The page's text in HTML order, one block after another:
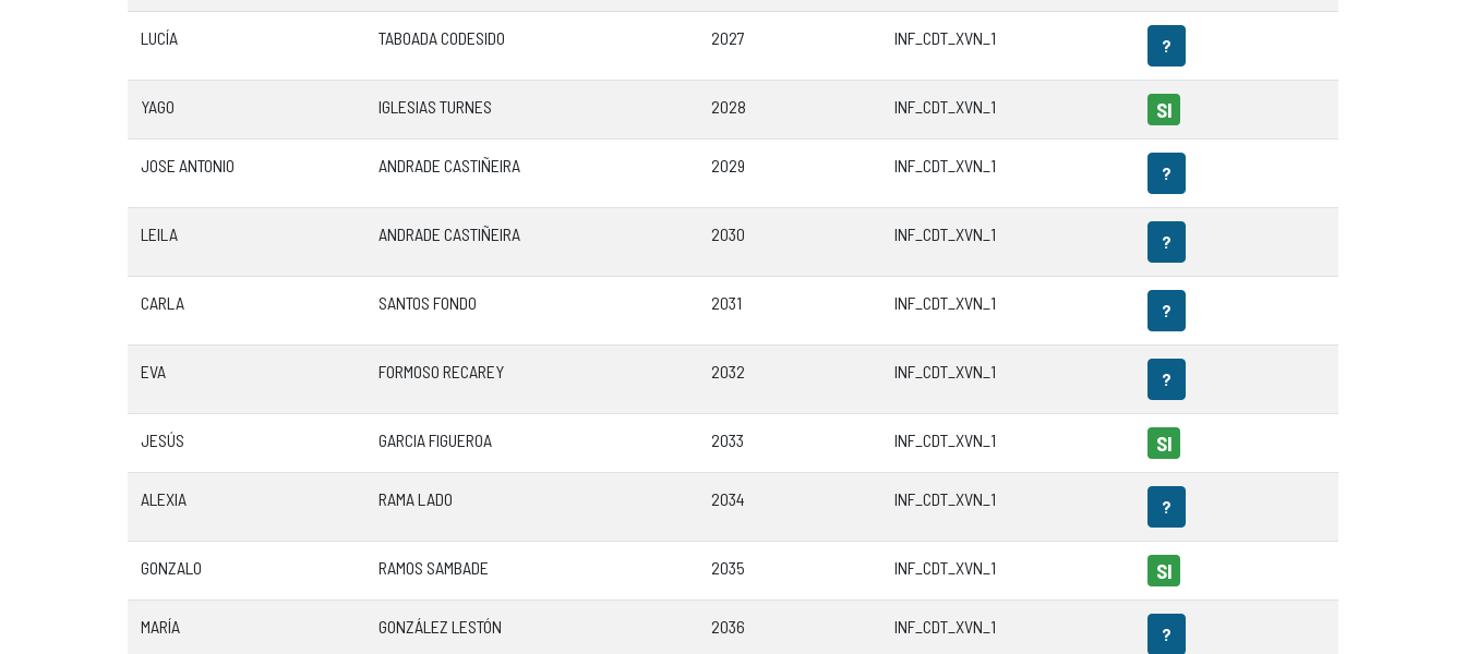
LUCÍA TABOADA CODESIDO 2027 INF_CDT_XVN_1 ?
YAGO IGLESIAS TURNES 2028 INF_CDT_XVN_1 SI
JOSE ANTONIO ANDRADE CASTIÑEIRA 2029 INF_CDT_XVN_1 ?
LEILA ANDRADE CASTIÑEIRA 2030 INF_CDT_XVN_1 ?
CARLA SANTOS FONDO 2031 INF_CDT_XVN_1 ?
EVA FORMOSO RECAREY 2032 INF_CDT_XVN_1 ?
JESÚS GARCIA FIGUEROA 2033 INF_CDT_XVN_1 SI
ALEXIA RAMA LADO 2034 INF_CDT_XVN_1 ?
GONZALO RAMOS SAMBADE 2035 INF_CDT_XVN_1 SI
MARÍA GONZÁLEZ LESTÓN 2036 INF_CDT_XVN_1 ?